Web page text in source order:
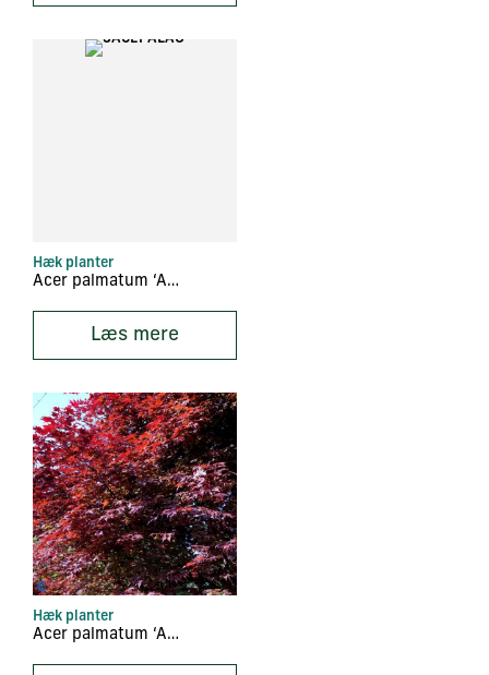
Hæk planter
Acer palmatum ‘Aoyagi’
Læs mere
Hæk planter
Acer palmatum ‘Atropurpureum’